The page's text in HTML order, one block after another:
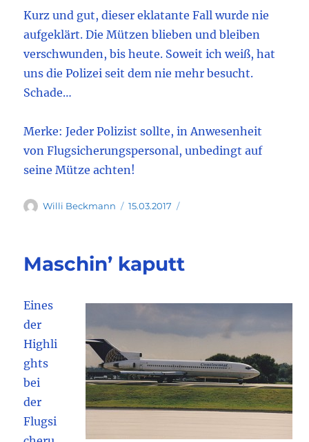
Kurz und gut, dieser eklatante Fall wurde nie
aufgeklärt. Die Mützen blieben und bleiben
verschwunden, bis heute. Soweit ich weiß, hat
uns die Polizei seit dem nie mehr besucht.
Schade…
Merke: Jeder Polizist sollte, in Anwesenheit
von Flugsicherungspersonal, unbedingt auf
seine Mütze achten!
Autor
Willi Beckmann
Veröffentlicht
15.03.2017
Maschin’ kaputt
Eines
der
Highli
ghts
bei
der
Flugsi